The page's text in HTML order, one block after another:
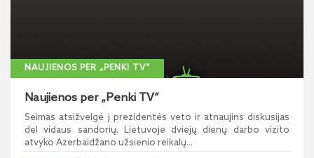
NAUJIENOS PER „PENKI TV“
Naujienos per „Penki TV“
Seimas atsižvelgė į prezidentės veto ir atnaujins diskusijas
dėl vidaus sandorių. Lietuvoje dviejų dienų darbo vizito
atvyko Azerbaidžano užsienio reikalų...